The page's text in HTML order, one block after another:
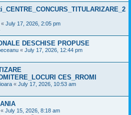
« July 17, 2026, 2:05 pm
DESCHISE PROPUSE
« July 17, 2026, 12:44 pm
CES_RROMI
« July 17, 2026, 10:53 am
« July 15, 2026, 8:18 am